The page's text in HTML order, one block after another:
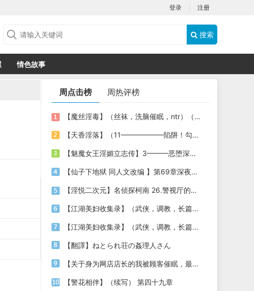
登录 注册
搜索
情色故事
周点击榜 周热评榜
【魔丝淫毒】（丝袜，洗脑催眠，ntr）（24）（我不想）
【天香淫落】（11——————陷阱！勾结的警局调教（下））
【魅魔女王淫媚立志传】3———恶堕深渊的开端
【仙子下地狱 同人文改编 】第69章深夜窥淫戏 交心与交性(二)(纯爱+各种情趣玩法)
【淫悦二次元】名侦探柯南 26.警视厅的隐藏淫娃
【江湖美妇收集录】（武侠，调教，长篇）（6）（师娘篇）
【江湖美妇收集录】（武侠，调教，长篇）（13）（下山历练篇）
【翻譯】ねとられ荘の姦理人さん
【关于身为网店店长的我被顾客催眠，最终堕落为丝袜发情母狗这件事】（18～20）
【警花相伴】（续写） 第四十九章